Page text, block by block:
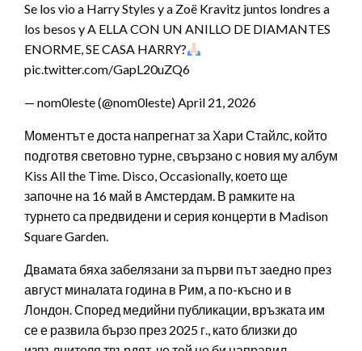
Se los vio a Harry Styles y a Zoë Kravitz juntos londres a
los besos y A ELLA CON UN ANILLO DE DIAMANTES
ENORME, SE CASA HARRY?
pic.twitter.com/GapL20uZQ6
— nom0leste (@nom0leste) April 21, 2026
Моментът е доста напрегнат за Хари Стайлс, който
подготвя световно турне, свързано с новия му албум
Kiss All the Time. Disco, Occasionally, което ще
започне на 16 май в Амстердам. В рамките на
турнето са предвидени и серия концерти в Madison
Square Garden.
Двамата бяха забелязани за първи път заедно през
август миналата година в Рим, а по-късно и в
Лондон. Според медийни публикации, връзката им
се е развила бързо през 2025 г., като близки до